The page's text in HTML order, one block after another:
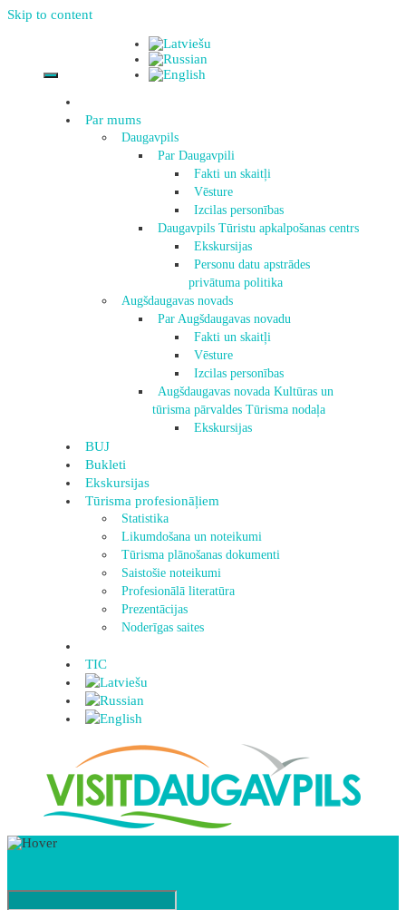
Skip to content
Par mums
Daugavpils
Par Daugavpili
Fakti un skaitļi
Vēsture
Izcilas personības
Daugavpils Tūristu apkalpošanas centrs
Ekskursijas
Personu datu apstrādes
privātuma politika
Augšdaugavas novads
Par Augšdaugavas novadu
Fakti un skaitļi
Vēsture
Izcilas personības
Augšdaugavas novada Kultūras un
tūrisma pārvaldes Tūrisma nodaļa
Ekskursijas
BUJ
Bukleti
Ekskursijas
Tūrisma profesionāļiem
Statistika
Likumdošana un noteikumi
Tūrisma plānošanas dokumenti
Saistošie noteikumi
Profesionālā literatūra
Prezentācijas
Noderīgas saites
TIC